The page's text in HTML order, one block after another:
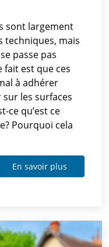
sont largement
techniques, mais
passe pas
fait est que ces
à adhérer
les surfaces
ce qu’est ce
Pourquoi cela
En savoir plus